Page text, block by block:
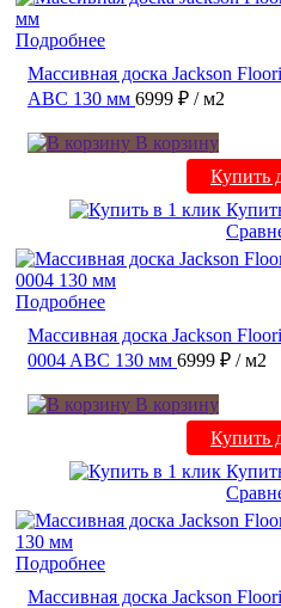
Подробнее
Массивная доска Jackson
ABC 130 мм 6999 ₽ / м2
В корзину
Купить
Подробнее
Массивная доска Jackson
0004 ABC 130 мм 6999 ₽ / м2
В корзину
Купить
Подробнее
Массивная доска Jackson